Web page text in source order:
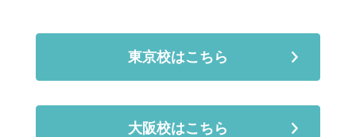
東京校はこちら
大阪校はこちら